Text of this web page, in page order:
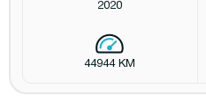
2020
44944 KM